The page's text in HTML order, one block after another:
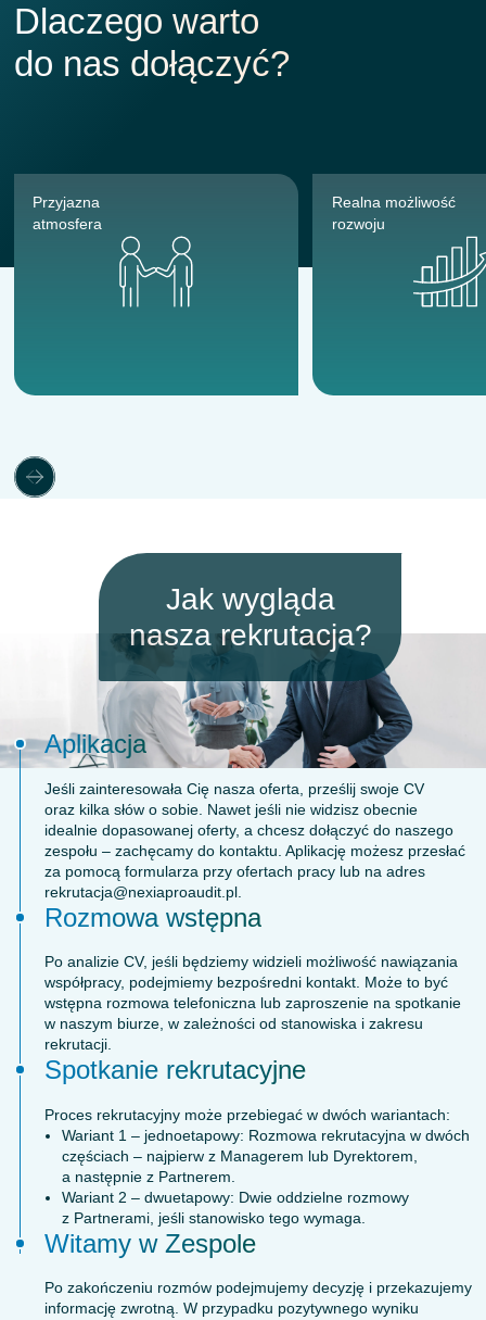
Dlaczego warto
do nas dołączyć?
Przyjazna
atmosfera
Realna możliwość
rozwoju
Jak wygląda
nasza rekrutacja?
Aplikacja
Jeśli zainteresowała Cię nasza oferta, prześlij swoje CV
oraz kilka słów o sobie. Nawet jeśli nie widzisz obecnie
idealnie dopasowanej oferty, a chcesz dołączyć do naszego
zespołu – zachęcamy do kontaktu. Aplikację możesz przesłać
za pomocą formularza przy ofertach pracy lub na adres
rekrutacja@nexiaproaudit.pl
Rozmowa wstępna
Po analizie CV, jeśli będziemy widzieli możliwość nawiązania
współpracy, podejmiemy bezpośredni kontakt. Może to być
wstępna rozmowa telefoniczna lub zaproszenie na spotkanie
w naszym biurze, w zależności od stanowiska i zakresu
rekrutacji.
Spotkanie rekrutacyjne
Proces rekrutacyjny może przebiegać w dwóch wariantach:
Wariant 1 – jednoetapowy: Rozmowa rekrutacyjna w dwóch
częściach – najpierw z Managerem lub Dyrektorem,
a następnie z Partnerem.
Wariant 2 – dwuetapowy: Dwie oddzielne rozmowy
z Partnerami, jeśli stanowisko tego wymaga.
Witamy w Zespole
Po zakończeniu rozmów podejmujemy decyzję i przekazujemy
informację zwrotną. W przypadku pozytywnego wyniku